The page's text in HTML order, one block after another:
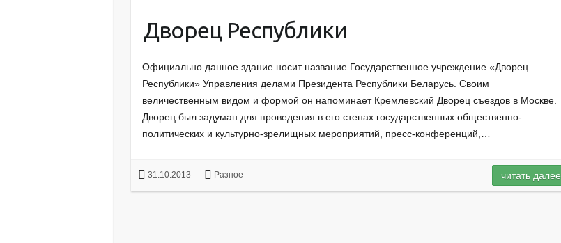
Дворец Республики
Официально данное здание носит название Государственное учреждение «Дворец
Республики» Управления делами Президента Республики Беларусь. Своим
величественным видом и формой он напоминает Кремлевский Дворец съездов в Москве.
Дворец был задуман для проведения в его стенах государственных общественно-
политических и культурно-зрелищных мероприятий, пресс-конференций,…
31.10.2013 Разное читать далее